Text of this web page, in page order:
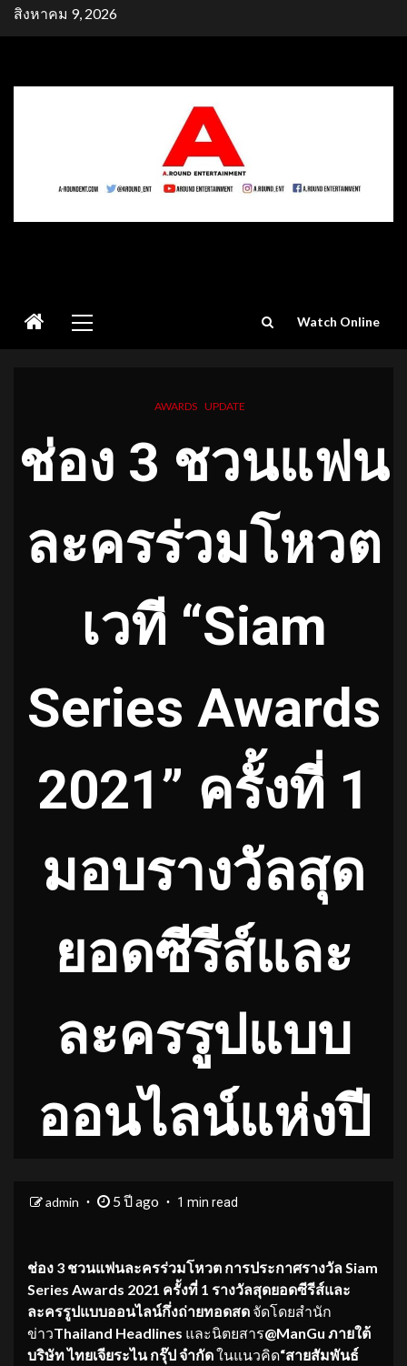
Skipสิงหาคม 9, 2026
Menu
Watch Online
AWARDS UPDATE
ช่อง 3 ชวนแฟน
ละครร่วมโหวต
เวที “Siam
Series Awards
2021” ครั้งที่ 1
มอบรางวัลสุด
ยอดซีรีส์และ
ละครรูปแบบ
ออนไลน์แห่งปี
admin 5 ปี ago 1 min read
ช่อง 3 ชวนแฟนละครร่วมโหวต การประกาศรางวัล Siam
Series Awards 2021 ครั้งที่ 1 รางวัลสุดยอดซีรีส์และ
ละครรูปแบบออนไลน์กึ่งถ่ายทอดสด จัดโดยสำนัก
ข่าวThailand Headlines และนิตยสาร@ManGu ภายใต้
บริษัท ไทยเจียระไน กรุ๊ป จำกัดในแนวคิด“สายสัมพันธ์